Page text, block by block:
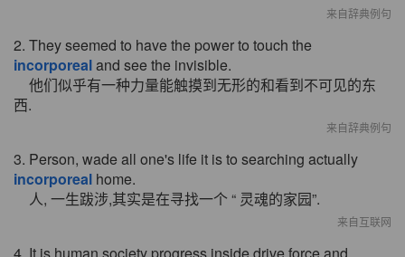
来自辞典例句
2. They seemed to have the power to touch the
incorporealand see the invisible.
他们似乎有一种力量能触摸到无形的和看到不可见的东
西.
来自辞典例句
3. Person, wade all one's life it is to searching actually
incorporeal home.
人, 一生跋涉,其实是在寻找一个 “ 灵魂的家园”.
来自互联网